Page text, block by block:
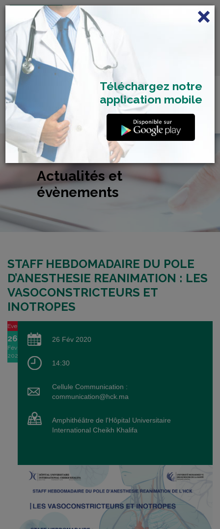
FRANÇAIS
Centre de Check-up Bilan
Santé
Actualités et
évènements
STAFF HEBDOMADAIRE DU POLE
D’ANESTHESIE REANIMATION : LES
VASOCONSTRICTEURS ET
INOTROPES
Event
26
Fév
2020
26 Fév 2020
14:30
Cellule Communication :
communication@hck.ma
Amphithéâtre de l'Hôpital Universitaire
International Cheikh Khalifa
Téléchargez notre
application mobile